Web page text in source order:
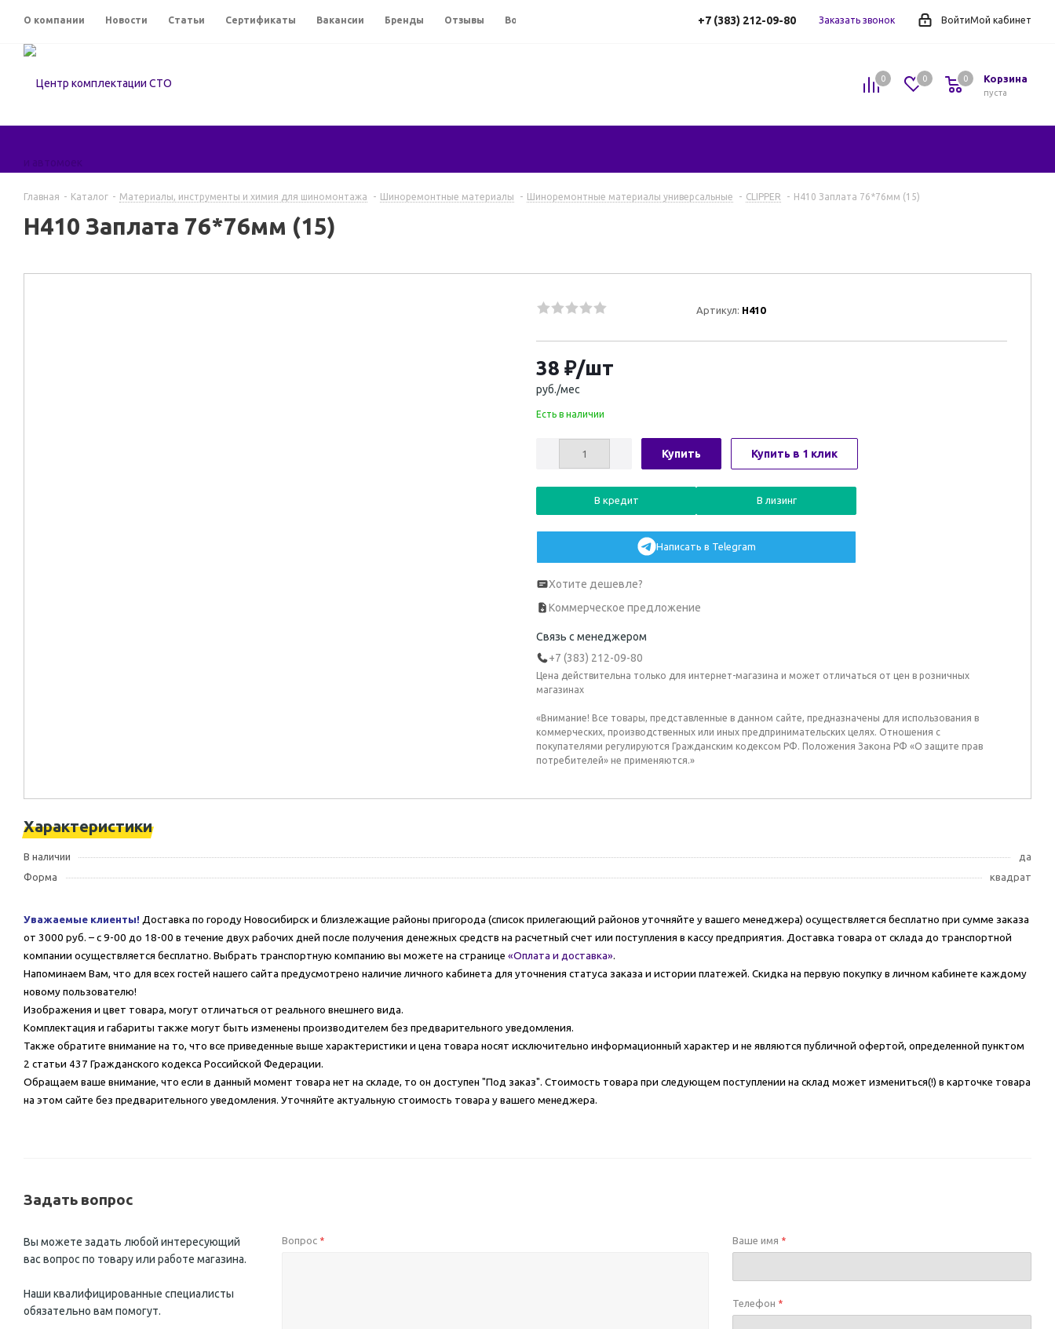
О компании Новости Статьи Сертификаты Вакансии Бренды Отзывы Вопросы и ответы ВойтиМой кабинет
+7 (383) 212-09-80 Заказать звонок
0 0 Корзина
0
пуста
0
Главная - Каталог - Материалы, инструменты и химия для шиномонтажа - Шиноремонтные материалы - Шиноремонтные материалы универсальные - CLIPPER - H410 Заплата 76*76мм (15)
H410 Заплата 76*76мм (15)
Артикул: H410
38 ₽/шт
руб./мес
Есть в наличии
Купить Купить в 1 клик
В кредит В лизинг
Написать в Telegram
Хотите дешевле?
Коммерческое предложение
Связь с менеджером
+7 (383) 212-09-80
Цена действительна только для интернет-магазина и может отличаться от цен в розничных
магазинах
«Внимание! Все товары, представленные в данном сайте, предназначены для использования в
коммерческих, производственных или иных предпринимательских целях. Отношения с
покупателями регулируются Гражданским кодексом РФ. Положения Закона РФ «О защите прав
потребителей» не применяются.»
Характеристики
В наличии
да
Форма
квадрат
Уважаемые клиенты! Доставка по городу Новосибирск и близлежащие районы пригорода (список прилегающий районов уточняйте у вашего менеджера) осуществляется бесплатно при сумме заказа
от 3000 руб. – с 9-00 до 18-00 в течение двух рабочих дней после получения денежных средств на расчетный счет или поступления в кассу предприятия. Доставка товара от склада до транспортной
компании осуществляется бесплатно. Выбрать транспортную компанию вы можете на странице «Оплата и доставка».
Напоминаем Вам, что для всех гостей нашего сайта предусмотрено наличие личного кабинета для уточнения статуса заказа и истории платежей. Скидка на первую покупку в личном кабинете каждому
новому пользователю!
Изображения и цвет товара, могут отличаться от реального внешнего вида.
Комплектация и габариты также могут быть изменены производителем без предварительного уведомления.
Также обратите внимание на то, что все приведенные выше характеристики и цена товара носят исключительно информационный характер и не являются публичной офертой, определенной пунктом
2 статьи 437 Гражданского кодекса Российской Федерации.
Обращаем ваше внимание, что если в данный момент товара нет на складе, то он доступен "Под заказ". Стоимость товара при следующем поступлении на склад может измениться(!) в карточке товара
на этом сайте без предварительного уведомления. Уточняйте актуальную стоимость товара у вашего менеджера.
Задать вопрос
Вы можете задать любой интересующий
вас вопрос по товару или работе магазина.
Наши квалифицированные специалисты
обязательно вам помогут.
Вопрос * Ваше имя *
Телефон *